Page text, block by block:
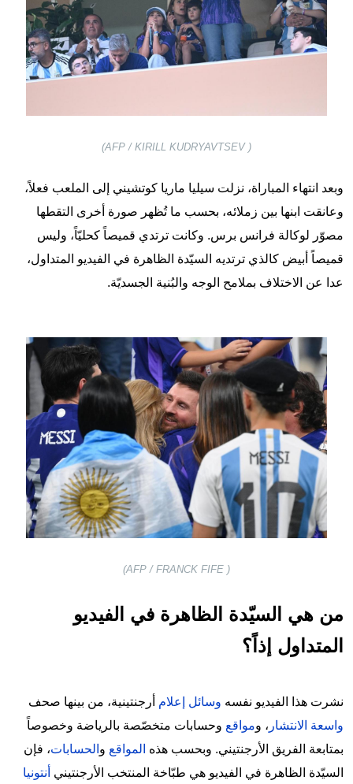
( AFP / KIRILL KUDRYAVTSEV)
وبعد انتهاء المباراة، نزلت سيليا ماريا كوتشيني إلى الملعب فعلاً،
وعانقت ابنها بين زملائه، بحسب ما تُظهر صورة أخرى التقطها
مصوّر لوكالة فرانس برس. وكانت ترتدي قميصاً كحليّاً، وليس
قميصاً أبيض كالذي ترتديه السيّدة الظاهرة في الفيديو المتداول،
عدا عن الاختلاف بملامح الوجه والبُنية الجسديّة.
Image
( AFP / FRANCK FIFE)
من هي السيّدة الظاهرة في الفيديو
المتداول إذاً؟
نشرت هذا الفيديو نفسه وسائل إعلام أرجنتينية، من بينها صحف
واسعة الانتشار ، ومواقع وحسابات متخصّصة بالرياضة وخصوصاً
بمتابعة الفريق الأرجنتيني. وبحسب هذه المواقع و الحسابات، فإن
السيّدة الظاهرة في الفيديو هي طبّاخة المنتخب الأرجنتيني أنتونيا